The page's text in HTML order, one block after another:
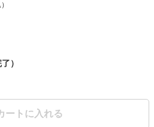
）
ートに入れる